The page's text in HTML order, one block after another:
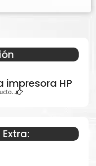
impresora HP